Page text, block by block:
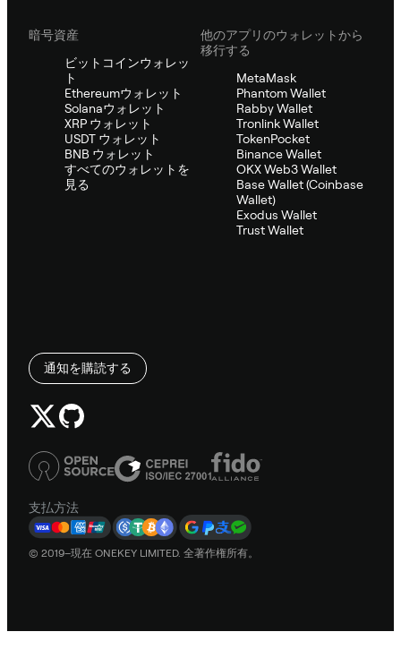
暗号資産
ビットコインウォレッ
ト
Ethereumウォレット
Solanaウォレット
XRP ウォレット
USDT ウォレット
BNB ウォレット
すべてのウォレットを
見る
他のアプリのウォレットから
移行する
MetaMask
Phantom Wallet
Rabby Wallet
Tronlink Wallet
TokenPocket
Binance Wallet
OKX Web3 Wallet
Base Wallet (Coinbase
Wallet)
Exodus Wallet
Trust Wallet
通知を購読する
支払方法
© 2019–現在 ONEKEY LIMITED. 全著作権所有。